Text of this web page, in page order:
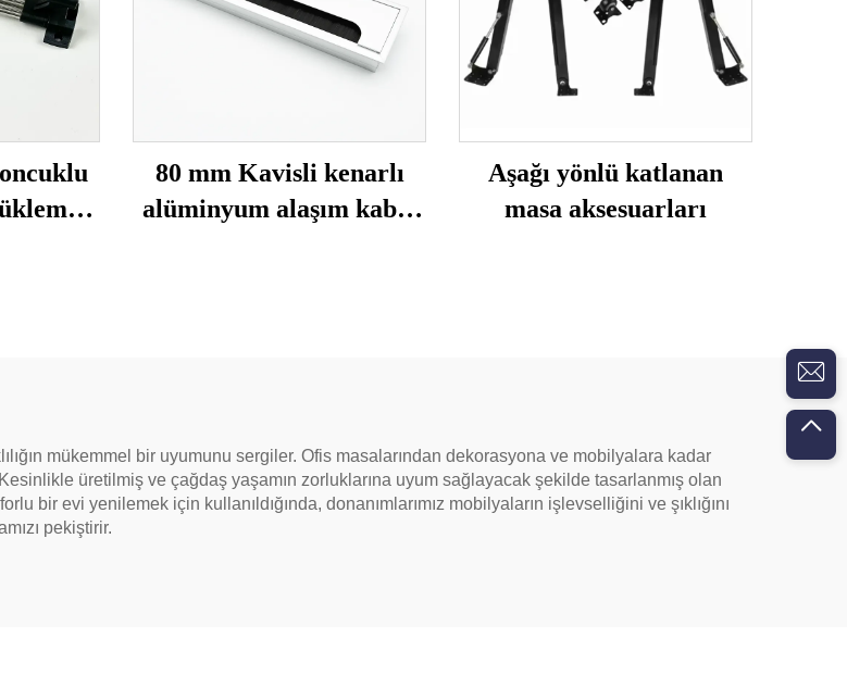
80 mm Kavisli kenarlı
alüminyum alaşım kablo
Aşağı yönlü katlanan
masa aksesuarları
mükemmel bir uyumunu sergiler. Ofis masalarından dekorasyona ve mobilyalara kadar
üretilmiş ve çağdaş yaşamın zorluklarına uyum sağlayacak şekilde tasarlanmış olan
bir evi yenilemek için kullanıldığında, donanımlarımız mobilyaların işlevselliğini ve şıklığını
pekiştirir.